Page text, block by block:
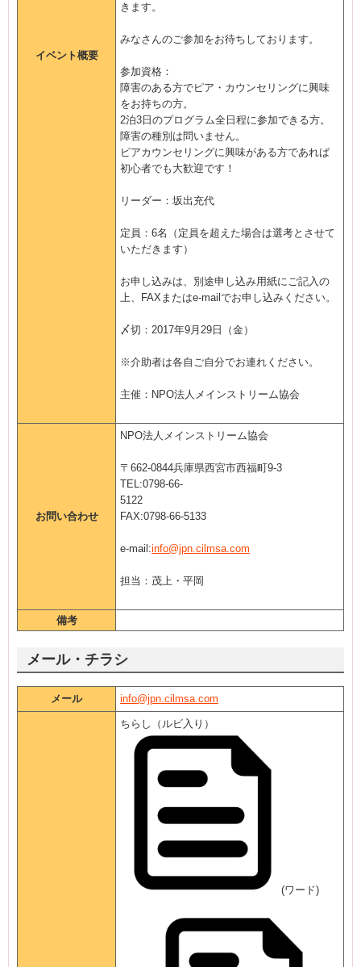
イベント概要
きます。
みなさんのご参加をお待ちしております。
参加資格：
障害のある方でピア・カウンセリングに興味
をお持ちの方。
2泊3日のプログラム全日程に参加できる方。
障害の種別は問いません。
ピアカウンセリングに興味がある方であれば
初心者でも大歓迎です！
リーダー：坂出充代
定員：6名（定員を超えた場合は選考とさせて
いただきます）
お申し込みは、別途申し込み用紙にご記入の
上、FAXまたはe-mailでお申し込みください。
〆切：2017年9月29日（金）
※介助者は各自ご自分でお連れください。
主催：NPO法人メインストリーム協会
お問い合わせ
NPO法人メインストリーム協会
〒662‐0844兵庫県西宮市西福町9‐3
TEL:0798-66-
5122
FAX:0798-66-5133
e-mail:info@jpn.cilmsa.com
担当：茂上・平岡
備考
メール・チラシ
メール info@jpn.cilmsa.com
ちらし（ルビ入り）
(ワード)